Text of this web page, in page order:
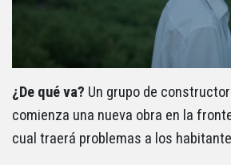
¿De qué va? Un grupo de
comienza una nueva obra en la
cual traerá problemas a los